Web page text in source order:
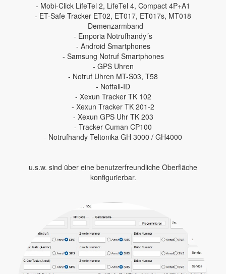
- Mobi-Click LifeTel 2, LifeTel 4, Compact 4P+A1
- ET-Safe Tracker ET02, ET017, ET017s, MT018
- Demenzarmband
- Emporia Notrufhandy´s
- Android Smartphones
- Samsung Notruf Smartphones
- GPS Uhren
- Notruf Uhren MT-S03, T58
- Notfall-ID
- Xexun Tracker TK 102
- Xexun Tracker TK 201-2
- Xexun GPS Uhr TK 203
- Tracker Cuman CP100
- Notrufhandy Teltonika GH 3000 / GH4000
u.s.w. sind über eine benutzerfreundliche Oberfläche
konfigurierbar.